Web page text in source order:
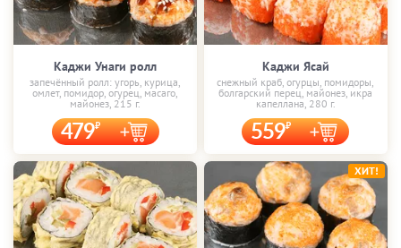
Каджи Унаги ролл
запечённый ролл: угорь, курица,
омлет, помидор, огурец, масаго,
майонез, 215 г.
479
Каджи Ясай
снежный краб, огурцы, помидоры,
болгарский перец, майонез, икра
капеллана, 280 г.
559
ХИТ!